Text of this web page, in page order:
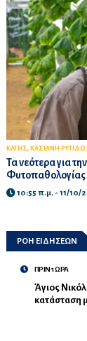
ΚΑΤΗΣ, ΚΑΣΤΑΝΗ
Τα νεότερα για
Φυτοπαθολογίας
10:55 π.μ. - 11/10/
ΡΟΗ ΕΙΔΗΣΕΩΝ
ΠΡΙΝ 1 ΩΡΑ
Άγιος
κατάσταση